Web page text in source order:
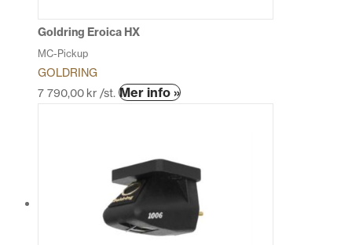
Goldring Eroica HX
MC-Pickup
GOLDRING
7 790,00 kr /st. Mer info »Den
flera
varianter.
De
olika
alternativen